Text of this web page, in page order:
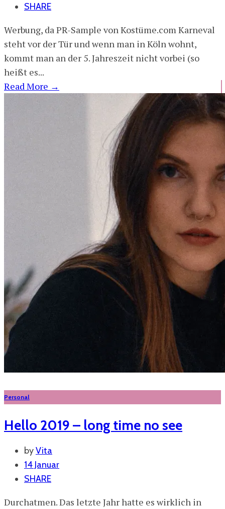
SHARE
Werbung, da PR-Sample von Kostüme.com Karneval
steht vor der Tür und wenn man in Köln wohnt,
kommt man an der 5. Jahreszeit nicht vorbei (so
heißt es...
Read More →
Personal
Hello 2019 – long time no see
byVita
14 Januar
SHARE
Durchatmen. Das letzte Jahr hatte es wirklich in